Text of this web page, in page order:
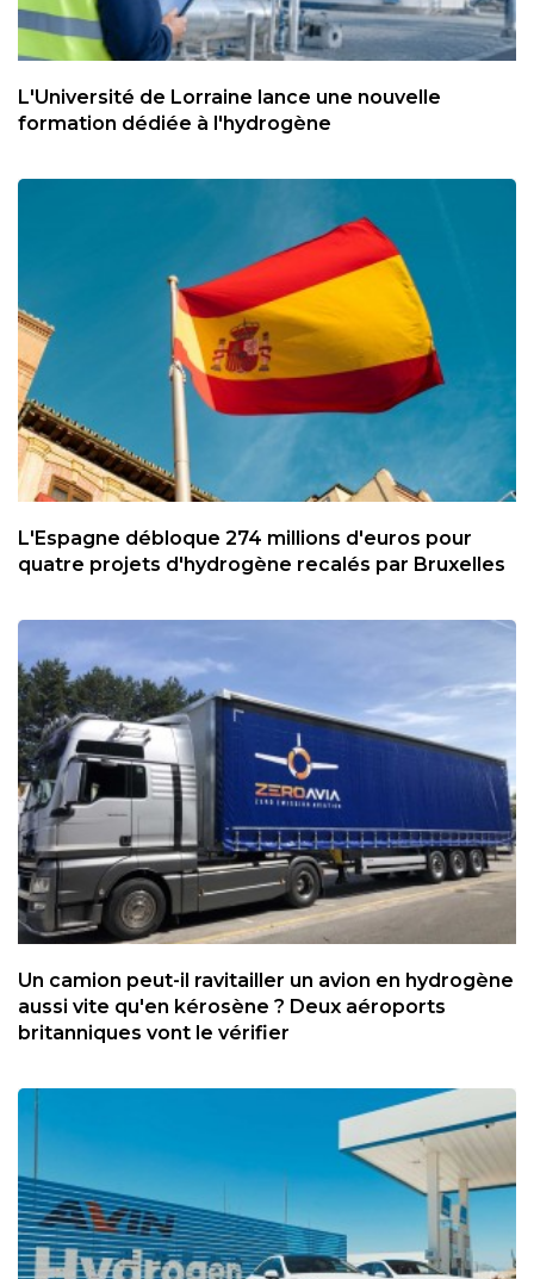
L'Université de Lorraine lance une nouvelle
formation dédiée à l'hydrogène
L'Espagne débloque 274 millions d'euros pour
quatre projets d'hydrogène recalés par Bruxelles
Un camion peut-il ravitailler un avion en hydrogène
aussi vite qu'en kérosène ? Deux aéroports
britanniques vont le vérifier